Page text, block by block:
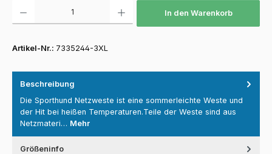
In den Warenkorb
Artikel-Nr.: 7335244-3XL
Beschreibung
Die Sporthund Netzweste ist eine sommerleichte Weste und
der Hit bei heißen Temperaturen.Teile der Weste sind aus
Netzmateri… Mehr
Größeninfo